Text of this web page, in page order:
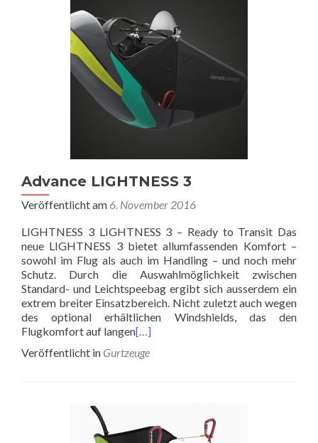
Advance LIGHTNESS 3
Veröffentlicht am 6. November 2016
LIGHTNESS 3 LIGHTNESS 3 – Ready to Transit Das
neue LIGHTNESS 3 bietet allumfassenden Komfort –
sowohl im Flug als auch im Handling – und noch mehr
Schutz. Durch die Auswahlmöglichkeit zwischen
Standard- und Leichtspeebag ergibt sich ausserdem ein
extrem breiter Einsatzbereich. Nicht zuletzt auch wegen
des optional erhältlichen Windshields, das den
Flugkomfort auf langen[…]
Veröffentlicht in Gurtzeuge